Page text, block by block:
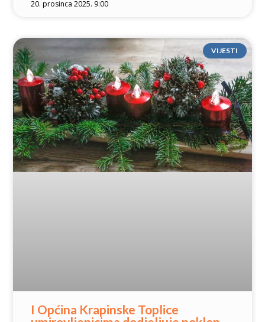
20. prosinca 2025. 9:00
VIJESTI
I Općina Krapinske Toplice